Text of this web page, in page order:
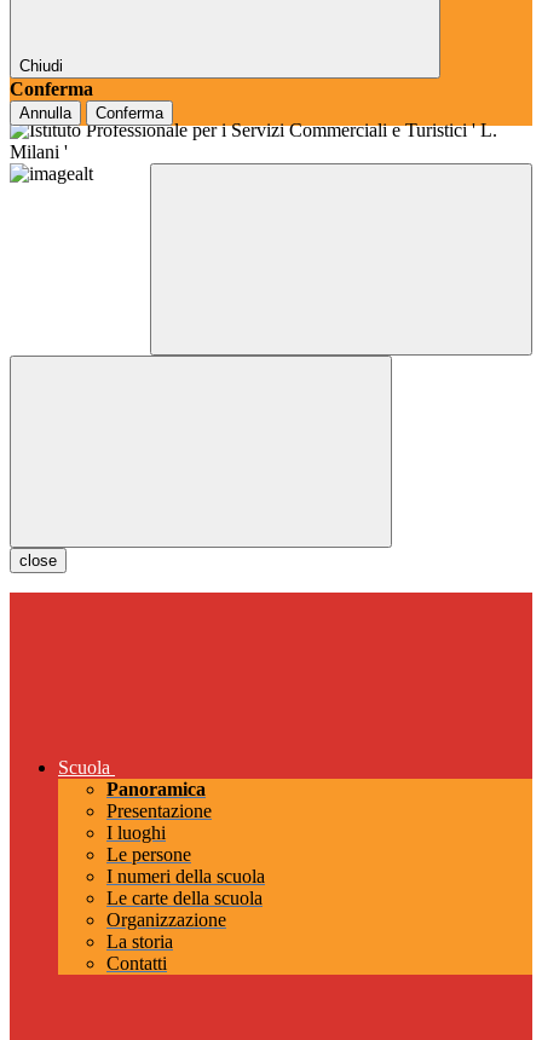
Chiudi
Conferma
Annulla Conferma
close
Scuola
Panoramica
Presentazione
I luoghi
Le persone
I numeri della scuola
Le carte della scuola
Organizzazione
La storia
Contatti